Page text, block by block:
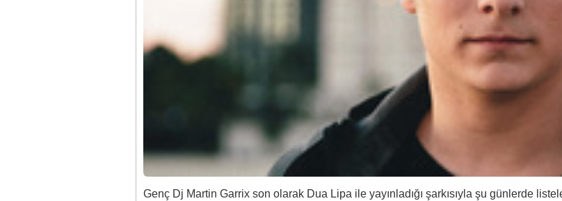
Genç Dj Martin Garrix son olarak Dua Lipa ile yayınladığı şarkısıyla şu günlerde